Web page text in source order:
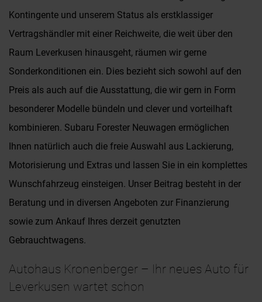
Kontingente und unserem Status als erstklassiger
Vertragshändler mit einer Reichweite, die weit über den
Raum Leverkusen hinausgeht, räumen wir gerne
Sonderkonditionen ein. Dies bezieht sich sowohl auf den
Preis als auch auf die Ausstattung, die wir gern in Form
besonderer Modelle bündeln und clever und vorteilhaft
kombinieren. Subaru Forester Neuwagen ermöglichen
Ihnen natürlich auch die freie Auswahl aus Lackierung,
Motorisierung und Extras und lassen Sie in ein komplettes
Wunschfahrzeug einsteigen. Unser Beitrag besteht in der
Beratung und in diversen Angeboten zur Finanzierung
sowie zum Ankauf Ihres derzeit genutzten
Gebrauchtwagens.
Autohaus Kronenberger – Ihr neues Auto für
Leverkusen wartet schon